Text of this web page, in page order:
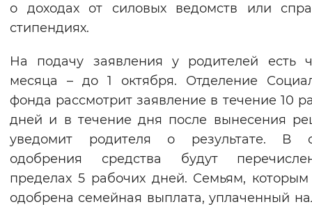
Воспроизвести Остановить
Вернуть стандартные настройки
о доходах от силовых ведомств или
стипендиях.
На подачу заявления у родителей есть
месяца – до 1 октября. Отделение
фонда рассмотрит заявление в течение 10
дней и в течение дня после вынесения
уведомит родителя о результате. В
одобрения средства будут
пределах 5 рабочих дней. Семьям, которым
одобрена семейная выплата, уплаченный